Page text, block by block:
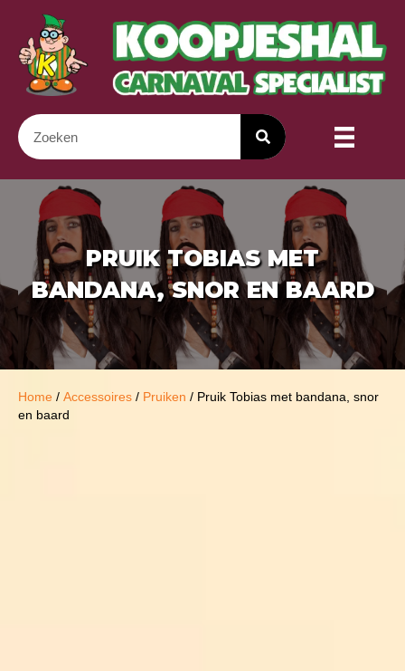
PRUIK TOBIAS MET
BANDANA, SNOR EN BAARD
Home / Accessoires / Pruiken / Pruik Tobias met bandana, snor
en baard